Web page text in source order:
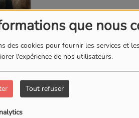
que nous
des cookies pour fournir les services et
l'expérience de nos utilisateurs.
Tout refuser
de son aventure équestre,